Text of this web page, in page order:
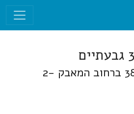
תוכנית מס' גב/386 ברחוב המאבק 2-